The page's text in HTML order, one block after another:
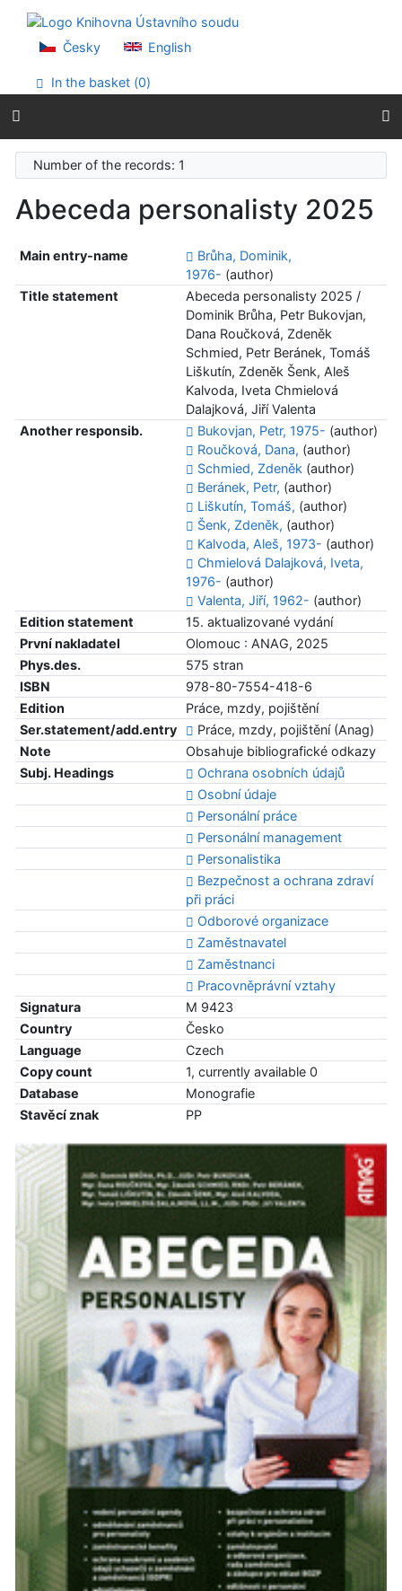
Go to menu
Accessibility declaration
Česky English
In the basket (0)
Number of the records: 1
Abeceda personalisty 2025
Main entry-name
Brůha, Dominik,
1976- (author)
Title statement
Abeceda personalisty 2025 /
Dominik Brůha, Petr Bukovjan,
Dana Roučková, Zdeněk
Schmied, Petr Beránek, Tomáš
Liškutín, Zdeněk Šenk, Aleš
Kalvoda, Iveta Chmielová
Dalajková, Jiří Valenta
Another responsib.
Bukovjan, Petr, 1975- (author)
Roučková, Dana, (author)
Schmied, Zdeněk (author)
Beránek, Petr, (author)
Liškutín, Tomáš, (author)
Šenk, Zdeněk, (author)
Kalvoda, Aleš, 1973- (author)
Chmielová Dalajková, Iveta,
1976- (author)
Valenta, Jiří, 1962- (author)
Edition statement
15. aktualizované vydání
První nakladatel
Olomouc : ANAG, 2025
Phys.des.
575 stran
ISBN
978-80-7554-418-6
Edition
Práce, mzdy, pojištění
Ser.statement/add.entry
Práce, mzdy, pojištění (Anag)
Note
Obsahuje bibliografické odkazy
Subj. Headings
Ochrana osobních údajů
Osobní údaje
Personální práce
Personální management
Personalistika
Bezpečnost a ochrana zdraví
při práci
Odborové organizace
Zaměstnavatel
Zaměstnanci
Pracovněprávní vztahy
Signatura
M 9423
Country
Česko
Language
Czech
Copy count
1, currently available 0
Database
Monografie
Stavěcí znak
PP